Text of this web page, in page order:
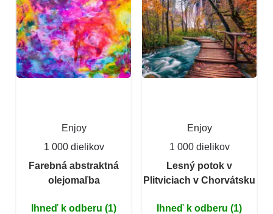
Enjoy
1 000 dielikov
Farebná abstraktná
olejomaľba
Ihneď k odberu (1)
Enjoy
1 000 dielikov
Lesný potok v
Plitviciach v Chorvátsku
Ihneď k odberu (1)